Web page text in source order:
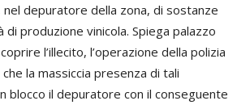
nel depuratore della zona, di sostanze
produzione vinicola. Spiega palazzo
l’illecito, l’operazione della polizia
la massiccia presenza di tali
blocco il depuratore con il conseguente